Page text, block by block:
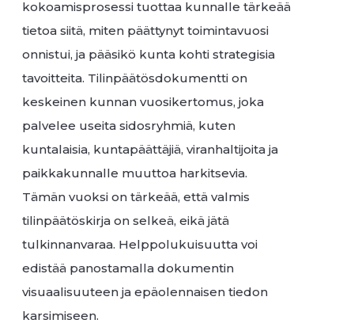
kokoamisprosessi tuottaa kunnalle tärkeää
tietoa siitä, miten päättynyt toimintavuosi
onnistui, ja pääsikö kunta kohti strategisia
tavoitteita. Tilinpäätösdokumentti on
keskeinen kunnan vuosikertomus, joka
palvelee useita sidosryhmiä, kuten
kuntalaisia, kuntapäättäjiä, viranhaltijoita ja
paikkakunnalle muuttoa harkitsevia.
Tämän vuoksi on tärkeää, että valmis
tilinpäätöskirja on selkeä, eikä jätä
tulkinnanvaraa. Helppolukuisuutta voi
edistää panostamalla dokumentin
visuaalisuuteen ja epäolennaisen tiedon
karsimiseen.